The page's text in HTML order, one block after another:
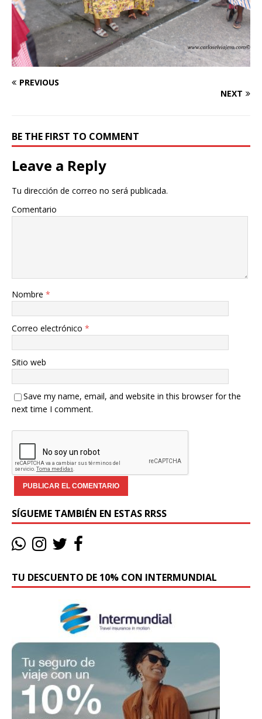
PREVIOUS
NEXT
BE THE FIRST TO COMMENT
Leave a Reply
Tu dirección de correo no será publicada.
Comentario
Nombre *
Correo electrónico *
Sitio web
Save my name, email, and website in this browser for the
next time I comment.
SÍGUEME TAMBIÉN EN ESTAS RRSS
TU DESCUENTO DE 10% CON INTERMUNDIAL